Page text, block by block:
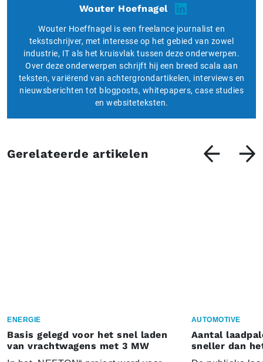
Wouter Hoefnagel
Wouter Hoeffnagel is een freelance journalist en
tekstschrijver, met interesse op het gebied van zowel
industrie, IT als het kruisvlak tussen deze onderwerpen.
Over deze onderwerpen schrijft hij een breed scala aan
teksten, variërend van achtergrondartikelen, interviews en
nieuwsberichten tot blogposts, whitepapers, case studies
en websiteteksten.
Gerelateerde artikelen
ENERGIE
Basis gelegd voor het snel laden
van vrachtwagens met 3 MW
AUTOMOTIVE
Aantal
sneller dan